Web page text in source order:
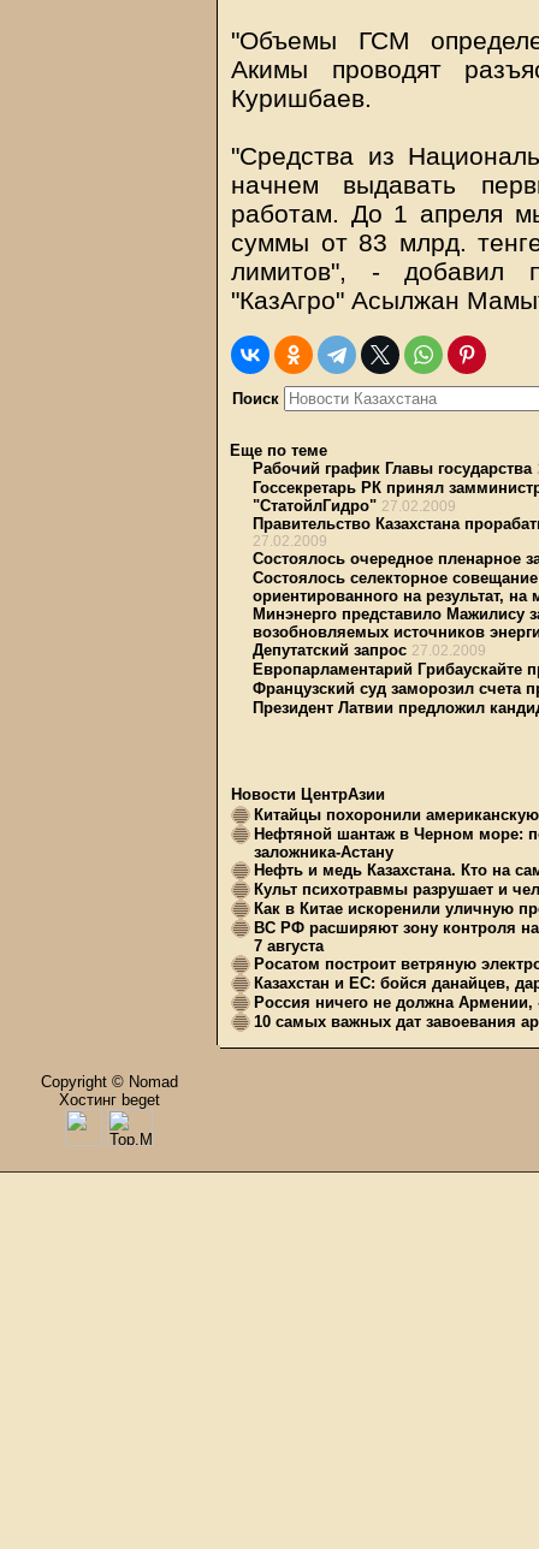
"Объемы ГСМ
Акимы проводят
Куришбаев.
"Средства из
начнем выдавать
работам. До 1 апреля
суммы от 83 млрд.
лимитов", - добавил
"КазАгро" Асылжан
Поиск
Еще по теме
Рабочий график Главы государства
Госсекретарь РК принял
"СтатойлГидро" 27.02.2009
Правительство Казахстана
27.02.2009
Состоялось очередное пленарное
Состоялось селекторное
ориентированного на результат, на
Минэнерго представило Мажилису
возобновляемых источников
Депутатский запрос 27.02.2009
Европарламентарий Грибаускайте
Французский суд заморозил счета
Президент Латвии предложил
Новости ЦентрАзии
Китайцы похоронили
Нефтяной шантаж в Черном море:
заложника-Астану
Нефть и медь Казахстана. Кто на
Культ психотравмы разрушает и
Как в Китае искоренили уличную
ВС РФ расширяют зону контроля на
7 августа
Росатом построит ветряную
Казахстан и ЕС: бойся данайцев,
Россия ничего не должна Армении,
10 самых важных дат завоевания
Copyright © Nomad
Хостинг beget